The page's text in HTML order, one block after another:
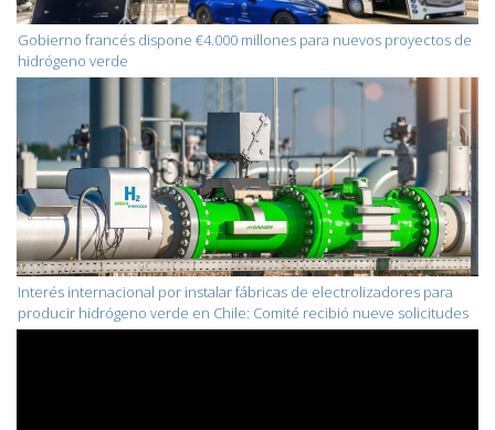
Gobierno francés dispone €4.000 millones para nuevos proyectos de
hidrógeno verde
Interés internacional por instalar fábricas de electrolizadores para
producir hidrógeno verde en Chile: Comité recibió nueve solicitudes